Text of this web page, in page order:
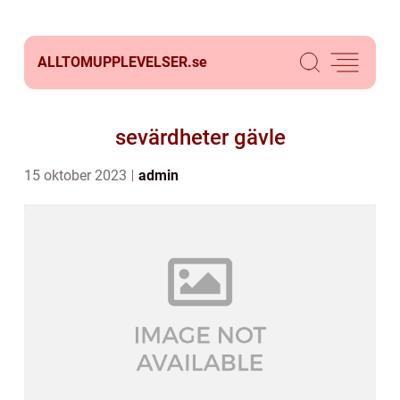
ALLTOMUPPLEVELSER.se
sevärdheter gävle
15 oktober 2023 admin